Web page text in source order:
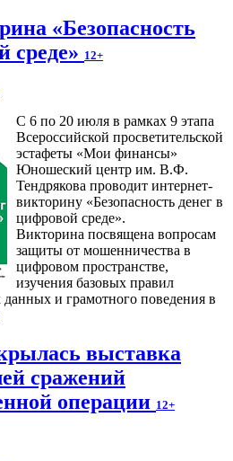
«Безопасность
среде» 12+
С 6 по 20 июля в рамках 9 этапа
Всероссийской просветительской
эстафеты «Мои финансы»
Юношеский центр им. В.Ф.
Тендрякова проводит интернет-
викторину «Безопасность денег в
цифровой среде».
Викторина посвящена вопросам
защиты от мошенничества в
цифровом пространстве,
изучения базовых правил
и грамотного поведения в
выставка
сражений
операции 12+